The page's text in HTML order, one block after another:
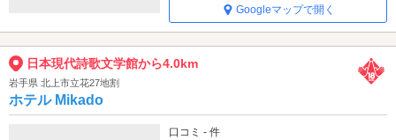
Googleマップで開く
日本現代詩歌文学館から4.0km
岩手県 北上市立花27地割
ホテル Mikado
口コミ - 件